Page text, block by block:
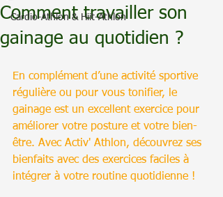
Cardio-Athlon & Hiit-Athlon
Comment travailler son
gainage au quotidien ?
En complément d’une activité sportive
régulière ou pour vous tonifier, le
gainage est un excellent exercice pour
améliorer votre posture et votre bien-
être. Avec Activ' Athlon, découvrez ses
bienfaits avec des exercices faciles à
intégrer à votre routine quotidienne !